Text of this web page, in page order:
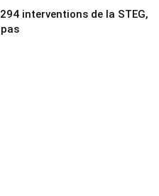
interventions de la STEG,